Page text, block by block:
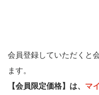
会員登録していただくと
ます。
【会員限定価格】は、 マ